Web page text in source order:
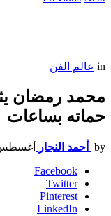
in عالم الفن
محمد رمضان
حماته بساعات
by أحمد النجار أغسطس 22, 2021,
Facebook
Twitter
Pinterest
LinkedIn